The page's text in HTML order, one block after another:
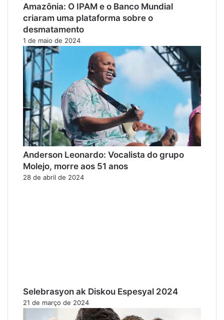
Amazônia: O IPAM e o Banco Mundial
criaram uma plataforma sobre o
desmatamento
1 de maio de 2024
Anderson Leonardo: Vocalista do grupo
Molejo, morre aos 51 anos
28 de abril de 2024
Selebrasyon ak Diskou Espesyal 2024
21 de março de 2024